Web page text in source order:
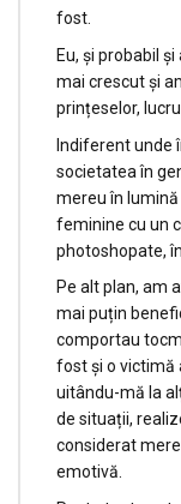
fost.
Eu, și probabil
mai crescut și
prințeselor,
Indiferent unde
societatea în
mereu în
feminine cu un
photoshopate,
Pe alt plan, am
mai puțin
comportau
fost și o victimă
uitându-mă la
de situații,
considerat
emotivă.